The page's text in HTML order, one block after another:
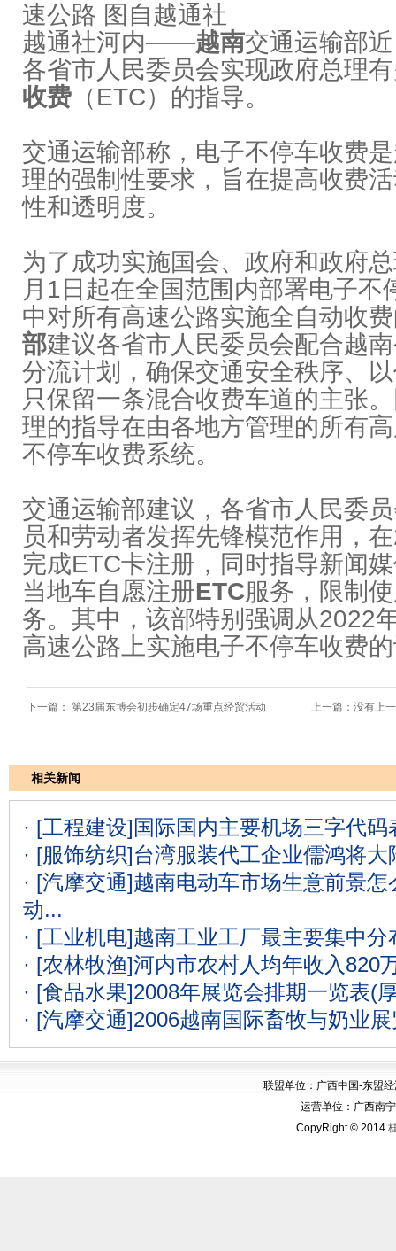
速公路 图自越通社
越通社河内——越南交通运输部
各省市人民委员会实现政府总理
收费 （ETC）的指导。
交通运输部称，电子不停车收费
理的强制性要求，旨在提高收费
性和透明度。
为了成功实施国会、政府和政府
月1日起在全国范围内部署电子不
中对所有高速公路实施全自动收
部建议各省市人民委员会配合越
分流计划，确保交通安全秩序、
只保留一条混合收费车道的主张
理的指导在由各地方管理的所有
不停车收费系统。
交通运输部建议，各省市人民委
员和劳动者发挥先锋模范作用，
完成ETC卡注册，同时指导新闻
当地车自愿注册ETC服务，限制
务。其中，该部特别强调从2022
高速公路上实施电子不停车收费
下一篇： 第23届东博会初步确定47场重点经贸活动 上一篇：没有上一
相关新闻
· [工程建设]国际国内主要机场三字代码
· [服饰纺织]台湾服装代工企业儒鸿将
· [汽摩交通]越南电动车市场生意前景怎
动...
· [工业机电]越南工业工厂最主要集中分
· [农林牧渔]河内市农村人均年收入820
· [食品水果]2008年展览会排期一览表(
· [汽摩交通]2006越南国际畜牧与奶业
联盟单位：广西中国-东盟
运营单位：广西南
CopyRight © 2014